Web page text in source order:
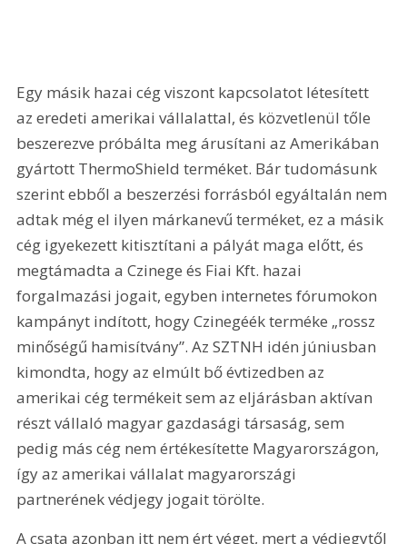
Egy másik hazai cég viszont kapcsolatot létesített
az eredeti amerikai vállalattal, és közvetlenül tőle
beszerezve próbálta meg árusítani az Amerikában
gyártott ThermoShield terméket. Bár tudomásunk
szerint ebből a beszerzési forrásból egyáltalán nem
adtak még el ilyen márkanevű terméket, ez a másik
cég igyekezett kitisztítani a pályát maga előtt, és
megtámadta a Czinege és Fiai Kft. hazai
forgalmazási jogait, egyben internetes fórumokon
kampányt indított, hogy Czinegéék terméke „rossz
minőségű hamisítvány”. Az SZTNH idén júniusban
kimondta, hogy az elmúlt bő évtizedben az
amerikai cég termékeit sem az eljárásban aktívan
részt vállaló magyar gazdasági társaság, sem
pedig más cég nem értékesítette Magyarországon,
így az amerikai vállalat magyarországi
partnerének védjegy jogait törölte.
A csata azonban itt nem ért véget, mert a védjegytől